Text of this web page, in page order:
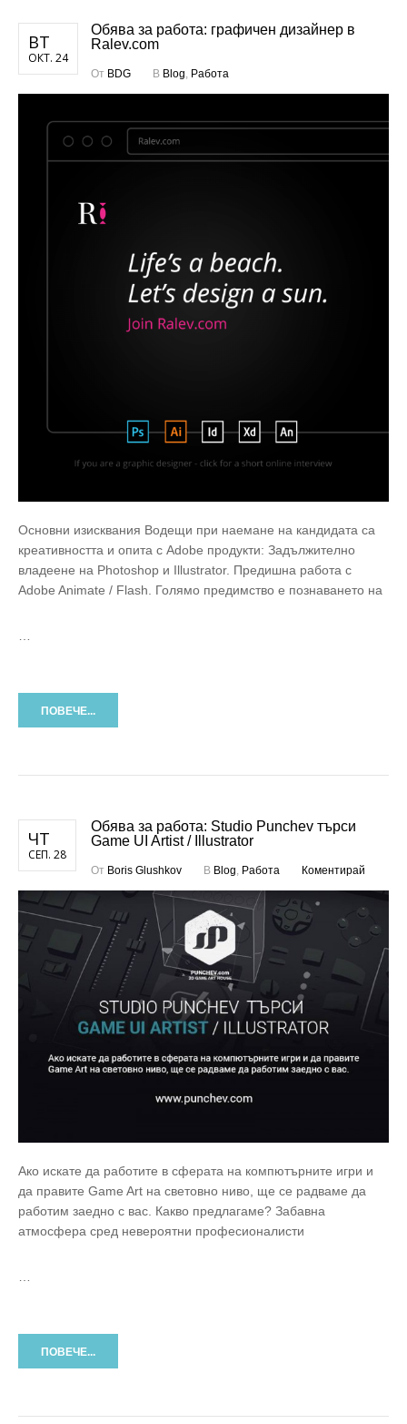
ВТ
ОКТ. 24
Обява за работа: графичен дизайнер в
Ralev.com
От BDG В Blog Работа
Основни изисквания Водещи при наемане на кандидата са
креативността и опита с Adobe продукти: Задължително
владеене на Photoshop и Illustrator. Предишна работа с
Adobe Animate / Flash. Голямо предимство е познаването на
…
ПОВЕЧЕ...
ЧТ
СЕП. 28
Обява за работа: Studio Punchev търси
Game UI Artist / Illustrator
От Boris Glushkov В Blog, Работа Коментирай
Ако искате да работите в сферата на компютърните игри и
да правите Game Art на световно ниво, ще се радваме да
работим заедно с вас. Какво предлагаме? Забавна
атмосфера сред невероятни професионалисти
ПОВЕЧЕ...